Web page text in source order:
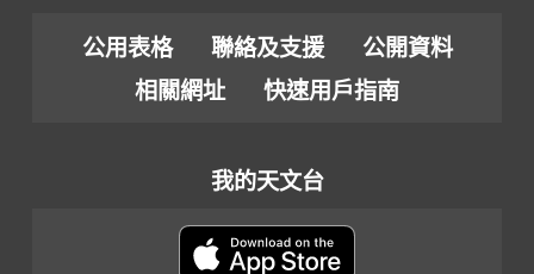
公用表格 聯絡及支援
公開資料
相關網址
快速用戶指南
我的天文台